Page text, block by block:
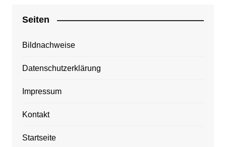
Seiten
Bildnachweise
Datenschutzerklärung
Impressum
Kontakt
Startseite